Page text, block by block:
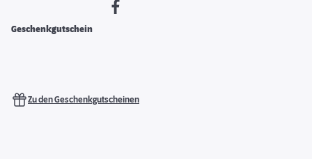
Geschenkgutschein
Zu den Geschenkgutscheinen